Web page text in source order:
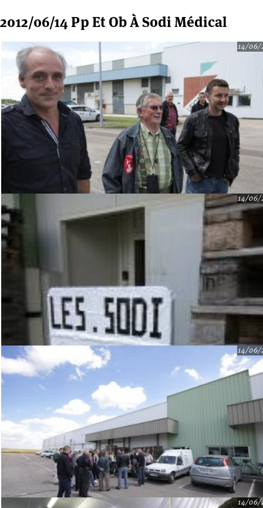
2012/06/14 Pp Et Ob À Sodi Médical
14/06/
14/06/
14/06/
14/06/